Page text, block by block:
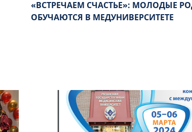
«ВСТРЕЧАЕМ СЧАСТЬЕ»: МОЛОДЫЕ
ОБУЧАЮТСЯ В МЕДУНИВЕРСИТЕТЕ